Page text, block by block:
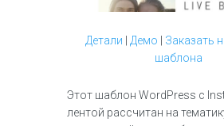
Детали Демо
Заказать
шаблона
Этот шаблон WordPress с
лентой рассчитан на